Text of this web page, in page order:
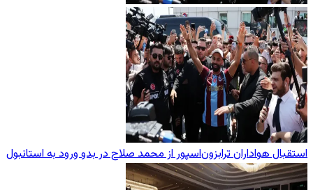
استقبال هواداران ترابزون‌اسپور از محمد صلاح در بدو ورود به استانبول